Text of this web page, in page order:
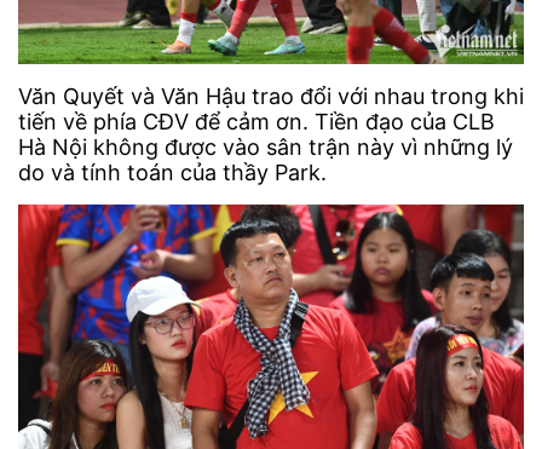
Văn Quyết và Văn Hậu trao đổi với nhau trong khi
tiến về phía CĐV để cảm ơn. Tiền đạo của CLB
Hà Nội không được vào sân trận này vì những lý
do và tính toán của thầy Park.